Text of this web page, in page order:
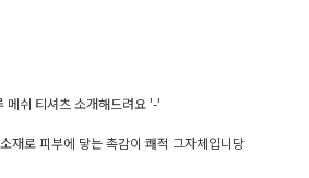
메쉬 티셔츠 소개해드려요 '-'
재로 피부에 닿는 촉감이 쾌적 그자체입니당